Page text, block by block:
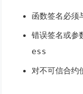
函数签名必须
错误签名或参
ess
对不可信合约